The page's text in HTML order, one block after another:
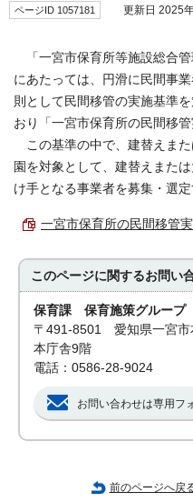
ページID 1057181 更新日 2025年
「一宮市保育所等施設総合
にあたっては、円滑に民間事
則として民間移管の実施基準
おり「一宮市保育所の民間移
この基準の中で、建替えま
園を対象として、建替えまた
け手となる事業者を募集・選定
一宮市保育所の民間移管
このページに関するお問い
保育課 保育施策グループ
〒491-8501 愛知県一宮
本庁舎9階
電話：0586-28-9024
お問い合わせは専用フ
前のページへ戻